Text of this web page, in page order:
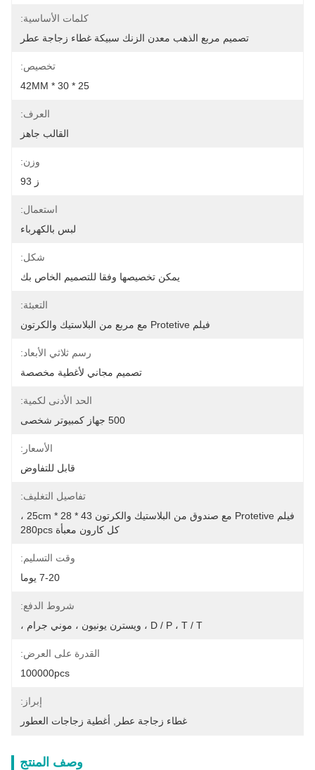
كلمات الأساسية:
تصميم مربع الذهب معدن الزنك سبيكة غطاء زجاجة عطر
تخصيص:
25 * 30 * 42MM
العرف:
القالب جاهز
وزن:
ز 93
استعمال:
لبس بالكهرباء
شكل:
يمكن تخصيصها وفقا للتصميم الخاص بك
التعبئة:
فيلم Protetive مع مربع من البلاستيك والكرتون
رسم ثلاثي الأبعاد:
تصميم مجاني لأغطية مخصصة
الحد الأدنى لكمية:
500 جهاز كمبيوتر شخصى
الأسعار:
قابل للتفاوض
تفاصيل التغليف:
كل كارون معبأة 280pcs
وقت التسليم:
7-20 يوما
شروط الدفع:
D / P ، T / T ، ويسترن يونيون ، موني جرام ،
القدرة على العرض:
100000pcs
إبراز:
غطاء زجاجة عطر
أغطية زجاجات العطور
وصف المنتج